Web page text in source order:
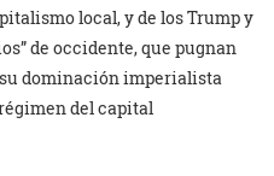
local, y de los Trump y
de occidente, que pugnan
dominación imperialista
del capital